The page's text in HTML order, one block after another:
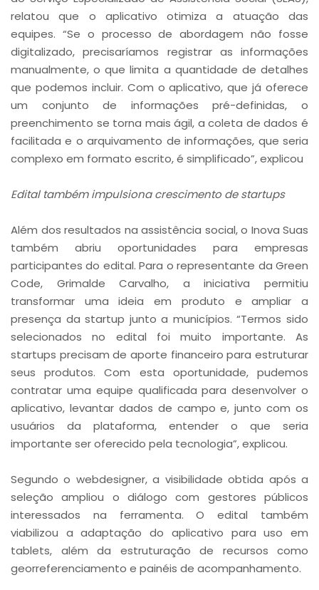
relatou que o aplicativo otimiza a atuação das
equipes. “Se o processo de abordagem não fosse
digitalizado, precisaríamos registrar as informações
manualmente, o que limita a quantidade de detalhes
que podemos incluir. Com o aplicativo, que já oferece
um conjunto de informações pré-definidas, o
preenchimento se torna mais ágil, a coleta de dados é
facilitada e o arquivamento de informações, que seria
complexo em formato escrito, é simplificado”, explicou
Edital também impulsiona crescimento de startups
Além dos resultados na assistência social, o Inova Suas
também abriu oportunidades para empresas
participantes do edital. Para o representante da Green
Code, Grimalde Carvalho, a iniciativa permitiu
transformar uma ideia em produto e ampliar a
presença da startup junto a municípios. “Termos sido
selecionados no edital foi muito importante. As
startups precisam de aporte financeiro para estruturar
seus produtos. Com esta oportunidade, pudemos
contratar uma equipe qualificada para desenvolver o
aplicativo, levantar dados de campo e, junto com os
usuários da plataforma, entender o que seria
importante ser oferecido pela tecnologia”, explicou.
Segundo o webdesigner, a visibilidade obtida após a
seleção ampliou o diálogo com gestores públicos
interessados na ferramenta. O edital também
viabilizou a adaptação do aplicativo para uso em
tablets, além da estruturação de recursos como
georreferenciamento e painéis de acompanhamento.